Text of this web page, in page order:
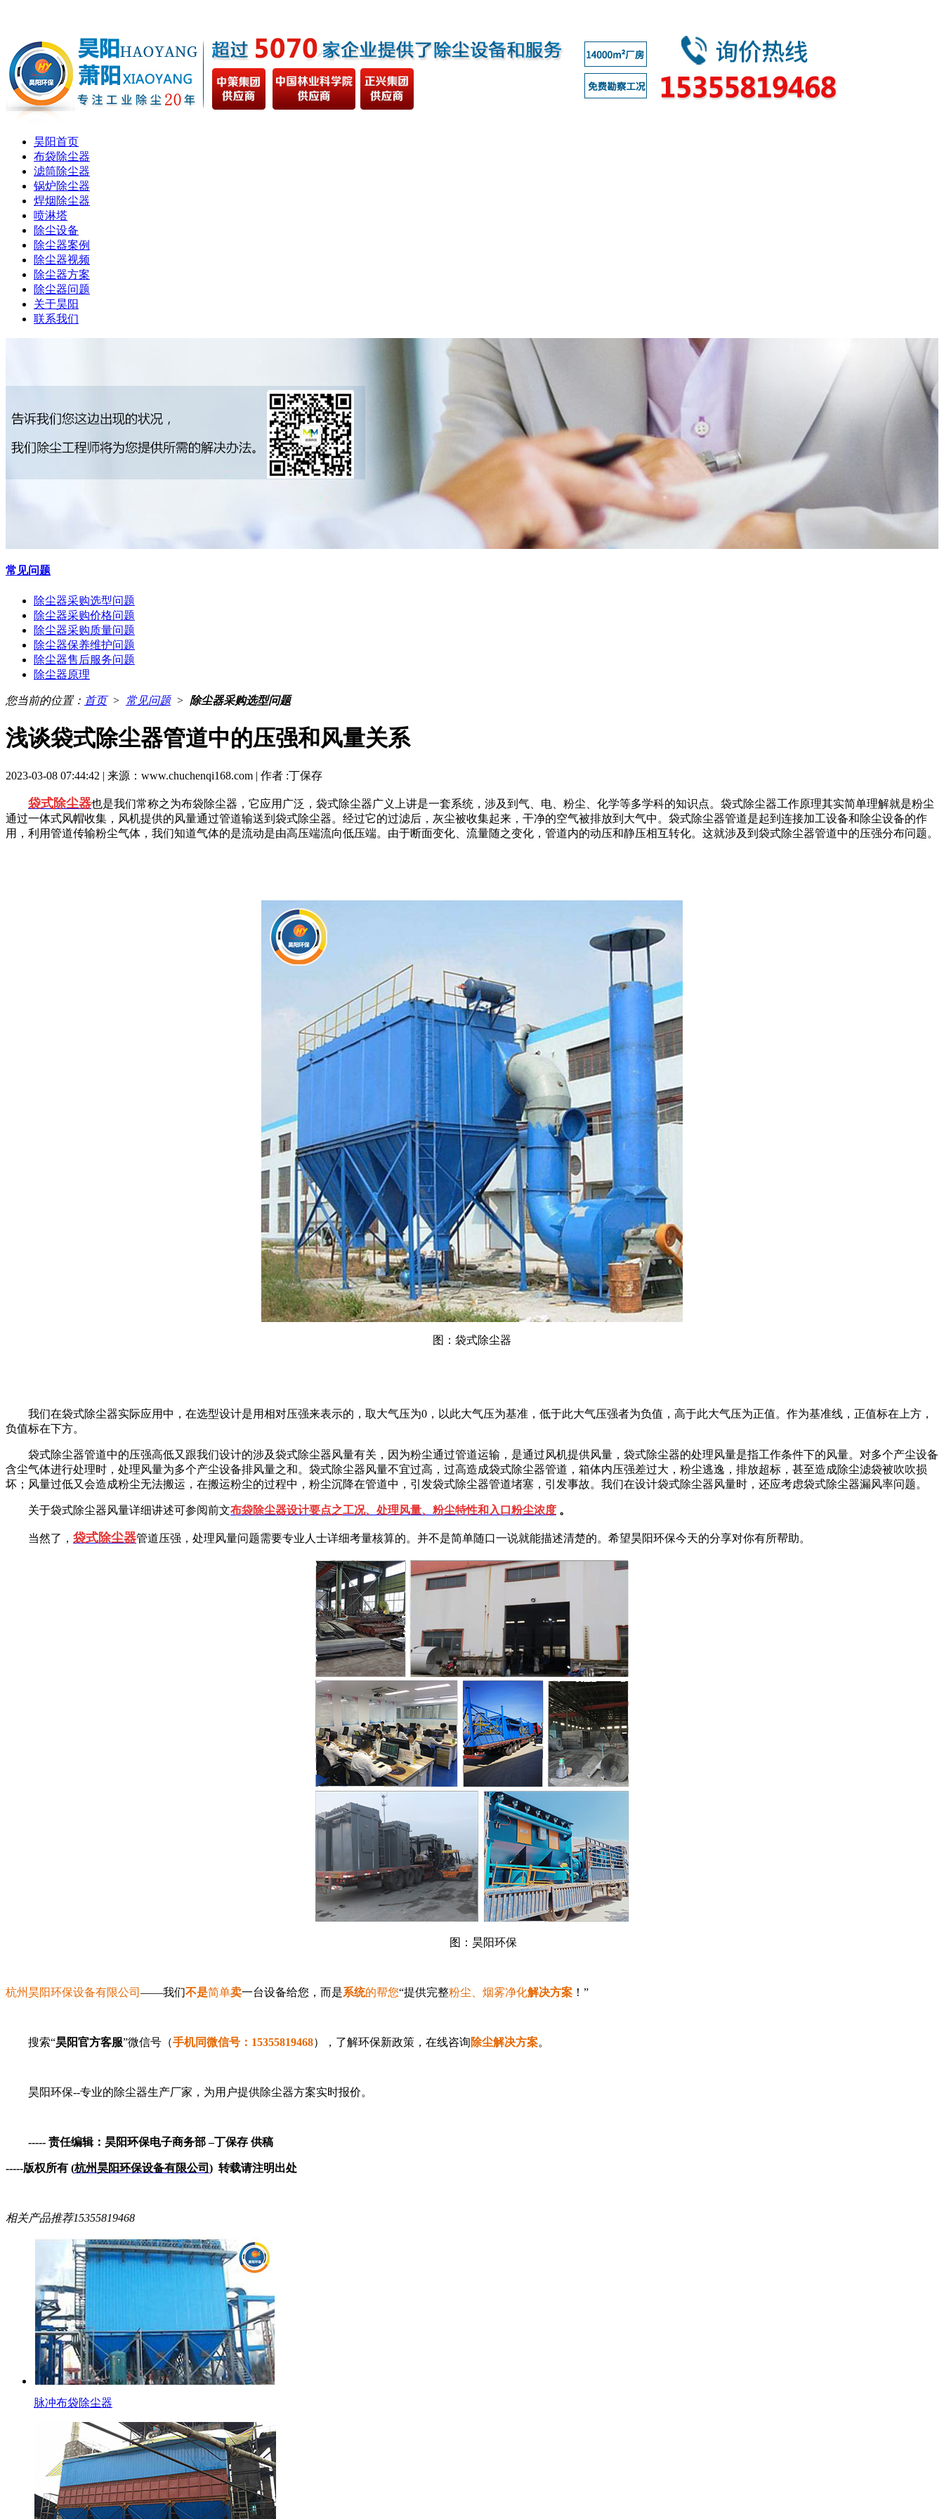
昊阳首页
布袋除尘器
滤筒除尘器
锅炉除尘器
焊烟除尘器
喷淋塔
除尘设备
除尘器案例
除尘器视频
除尘器方案
除尘器问题
关于昊阳
联系我们
常见问题
除尘器采购选型问题
除尘器采购价格问题
除尘器采购质量问题
除尘器保养维护问题
除尘器售后服务问题
除尘器原理
您当前的位置： 首页> 常见问题> 除尘器采购选型问题
浅谈袋式除尘器管道中的压强和风量关系
2023-03-08 07:44:42 | 来源：www.chuchenqi168.com | 作者 :丁保存
袋式除尘器也是我们常称之为布袋除尘器，它应用广泛，袋式除尘器广义上讲是一套系统，涉及到气、电、粉尘、化学等多学科的知识点。袋式除尘器工作原理其实简单理解就是粉尘
通过一体式风帽收集，风机提供的风量通过管道输送到袋式除尘器。经过它的过滤后，灰尘被收集起来，干净的空气被排放到大气中。袋式除尘器管道是起到连接加工设备和除尘设备的作
用，利用管道传输粉尘气体，我们知道气体的是流动是由高压端流向低压端。由于断面变化、流量随之变化，管道内的动压和静压相互转化。这就涉及到袋式除尘器管道中的压强分布问题。
图：袋式除尘器
我们在袋式除尘器实际应用中，在选型设计是用相对压强来表示的，取大气压为0，以此大气压为基准，低于此大气压强者为负值，高于此大气压为正值。作为基准线，正值标在上方，
负值标在下方。
袋式除尘器管道中的压强高低又跟我们设计的涉及袋式除尘器风量有关，因为粉尘通过管道运输，是通过风机提供风量，袋式除尘器的处理风量是指工作条件下的风量。对多个产尘设备
含尘气体进行处理时，处理风量为多个产尘设备排风量之和。袋式除尘器风量不宜过高，过高造成袋式除尘器管道，箱体内压强差过大，粉尘逃逸，排放超标，甚至造成除尘滤袋被吹吹损
坏；风量过低又会造成粉尘无法搬运，在搬运粉尘的过程中，粉尘沉降在管道中，引发袋式除尘器管道堵塞，引发事故。我们在设计袋式除尘器风量时，还应考虑袋式除尘器漏风率问题。
关于袋式除尘器风量详细讲述可参阅前文布袋除尘器设计要点之工况、处理风量、粉尘特性和入口粉尘浓度 。
当然了， 袋式除尘器管道压强，处理风量问题需要专业人士详细考量核算的。并不是简单随口一说就能描述清楚的。希望昊阳环保今天的分享对你有所帮助。
图：昊阳环保
杭州昊阳环保设备有限公司 ——我们不是简单卖一台设备给您，而是系统的帮您“提供完整粉尘、烟雾净化解决方案 ！”
搜索“昊阳官方客服”微信号（手机同微信号：15355819468），了解环保新政策 ，在线咨询除尘解决方案。
昊阳环保--专业的除尘器生产厂家， 为用户提供除尘器方案实时报价。
----- 责任编辑：昊阳环保电子商务部 –丁保存 供稿
-----版权所有 (杭州昊阳环保设备有限公司 ) 转载请注明出处
相关产品推荐15355819468
脉冲布袋除尘器